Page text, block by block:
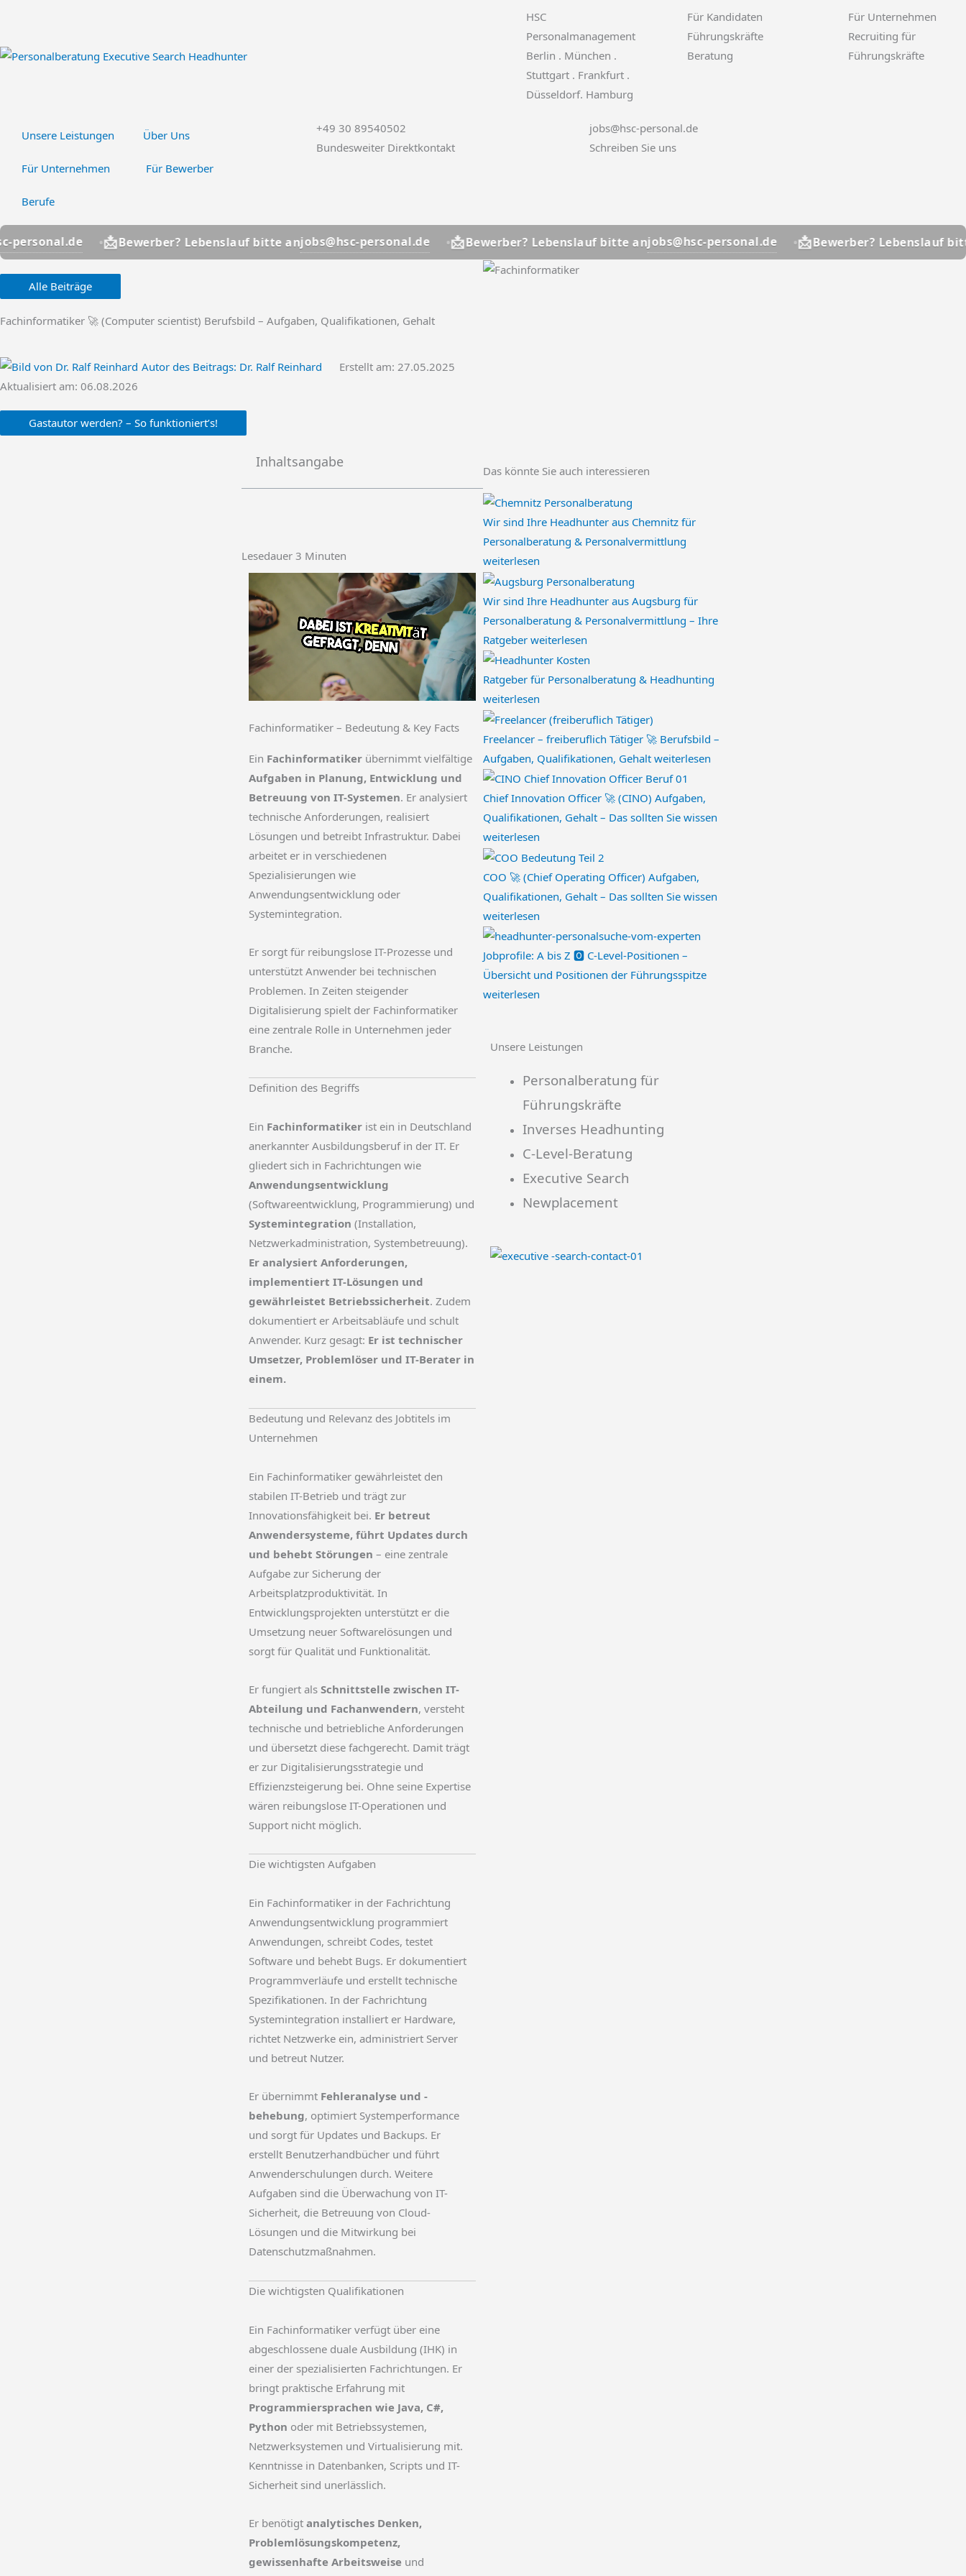
springen
HSC
Personalmanagement
Berlin . München .
Stuttgart . Frankfurt .
Düsseldorf. Hamburg
Für Kandidaten
Führungskräfte
Beratung
Für Unternehmen
Recruiting für
Führungskräfte
Unsere Leistungen Über Uns
Für Unternehmen Für Bewerber
Berufe
+49 30 89540502
Bundesweiter Direktkontakt
jobs@hsc-personal.de
Schreiben Sie uns
📩Bewerber? Lebenslauf bitte anjobs@hsc-personal.de 📩Bewerber? Lebenslauf bitte anjobs@hsc-personal.de 📩Bewerber? Lebenslauf bitte an
Alle Beiträge
Fachinformatiker 🚀 (Computer scientist) Berufsbild – Aufgaben, Qualifikationen, Gehalt
Autor des Beitrags: Dr. Ralf Reinhard Erstellt am: 27.05.2025
Aktualisiert am: 06.08.2026
Gastautor werden? – So funktioniert’s!
Inhaltsangabe
Lesedauer 3 Minuten
Fachinformatiker – Bedeutung & Key Facts
Ein Fachinformatiker übernimmt vielfältige
Aufgaben in Planung, Entwicklung und
Betreuung von IT-Systemen. Er analysiert
technische Anforderungen, realisiert
Lösungen und betreibt Infrastruktur. Dabei
arbeitet er in verschiedenen
Spezialisierungen wie
Anwendungsentwicklung oder
Systemintegration.
Er sorgt für reibungslose IT-Prozesse und
unterstützt Anwender bei technischen
Problemen. In Zeiten steigender
Digitalisierung spielt der Fachinformatiker
eine zentrale Rolle in Unternehmen jeder
Branche.
Definition des Begriffs
Ein Fachinformatiker ist ein in Deutschland
anerkannter Ausbildungsberuf in der IT. Er
gliedert sich in Fachrichtungen wie
Anwendungsentwicklung
(Softwareentwicklung, Programmierung) und
Systemintegration (Installation,
Netzwerkadministration, Systembetreuung).
Er analysiert Anforderungen,
implementiert IT-Lösungen und
gewährleistet Betriebssicherheit. Zudem
dokumentiert er Arbeitsabläufe und schult
Anwender. Kurz gesagt: Er ist technischer
Umsetzer, Problemlöser und IT-Berater in
einem.
Bedeutung und Relevanz des Jobtitels im
Unternehmen
Ein Fachinformatiker gewährleistet den
stabilen IT-Betrieb und trägt zur
Innovationsfähigkeit bei. Er betreut
Anwendersysteme, führt Updates durch
und behebt Störungen – eine zentrale
Aufgabe zur Sicherung der
Arbeitsplatzproduktivität. In
Entwicklungsprojekten unterstützt er die
Umsetzung neuer Softwarelösungen und
sorgt für Qualität und Funktionalität.
Er fungiert als Schnittstelle zwischen IT-
Abteilung und Fachanwendern, versteht
technische und betriebliche Anforderungen
und übersetzt diese fachgerecht. Damit trägt
er zur Digitalisierungsstrategie und
Effizienzsteigerung bei. Ohne seine Expertise
wären reibungslose IT-Operationen und
Support nicht möglich.
Die wichtigsten Aufgaben
Ein Fachinformatiker in der Fachrichtung
Anwendungsentwicklung programmiert
Anwendungen, schreibt Codes, testet
Software und behebt Bugs. Er dokumentiert
Programmverläufe und erstellt technische
Spezifikationen. In der Fachrichtung
Systemintegration installiert er Hardware,
richtet Netzwerke ein, administriert Server
und betreut Nutzer.
Er übernimmt Fehleranalyse und -
behebung, optimiert Systemperformance
und sorgt für Updates und Backups. Er
erstellt Benutzerhandbücher und führt
Anwenderschulungen durch. Weitere
Aufgaben sind die Überwachung von IT-
Sicherheit, die Betreuung von Cloud-
Lösungen und die Mitwirkung bei
Datenschutzmaßnahmen.
Die wichtigsten Qualifikationen
Ein Fachinformatiker verfügt über eine
abgeschlossene duale Ausbildung (IHK) in
einer der spezialisierten Fachrichtungen. Er
bringt praktische Erfahrung mit
Programmiersprachen wie Java, C#,
Python oder mit Betriebssystemen,
Netzwerksystemen und Virtualisierung mit.
Kenntnisse in Datenbanken, Scripts und IT-
Sicherheit sind unerlässlich.
Er benötigt analytisches Denken,
Problemlösungskompetenz,
gewissenhafte Arbeitsweise und
Das könnte Sie auch interessieren
Wir sind Ihre Headhunter aus Chemnitz für
Personalberatung & Personalvermittlung
weiterlesen
Wir sind Ihre Headhunter aus Augsburg für
Personalberatung & Personalvermittlung – Ihre
Ratgeber weiterlesen
Ratgeber für Personalberatung & Headhunting
weiterlesen
Freelancer – freiberuflich Tätiger 🚀 Berufsbild –
Aufgaben, Qualifikationen, Gehalt weiterlesen
Chief Innovation Officer 🚀 (CINO) Aufgaben,
Qualifikationen, Gehalt – Das sollten Sie wissen
weiterlesen
COO 🚀 (Chief Operating Officer) Aufgaben,
Qualifikationen, Gehalt – Das sollten Sie wissen
weiterlesen
Jobprofile: A bis Z 🅾️ C-Level-Positionen –
Übersicht und Positionen der Führungsspitze
weiterlesen
Unsere Leistungen
Personalberatung für
Führungskräfte
Inverses Headhunting
C-Level-Beratung
Executive Search
Newplacement